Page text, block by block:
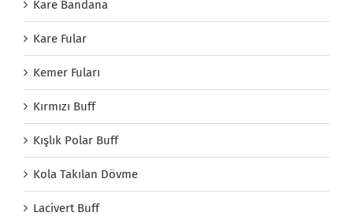
Kare Bandana
Kare Fular
Kemer Fuları
Kırmızı Buff
Kışlık Polar Buff
Kola Takılan Dövme
Lacivert Buff